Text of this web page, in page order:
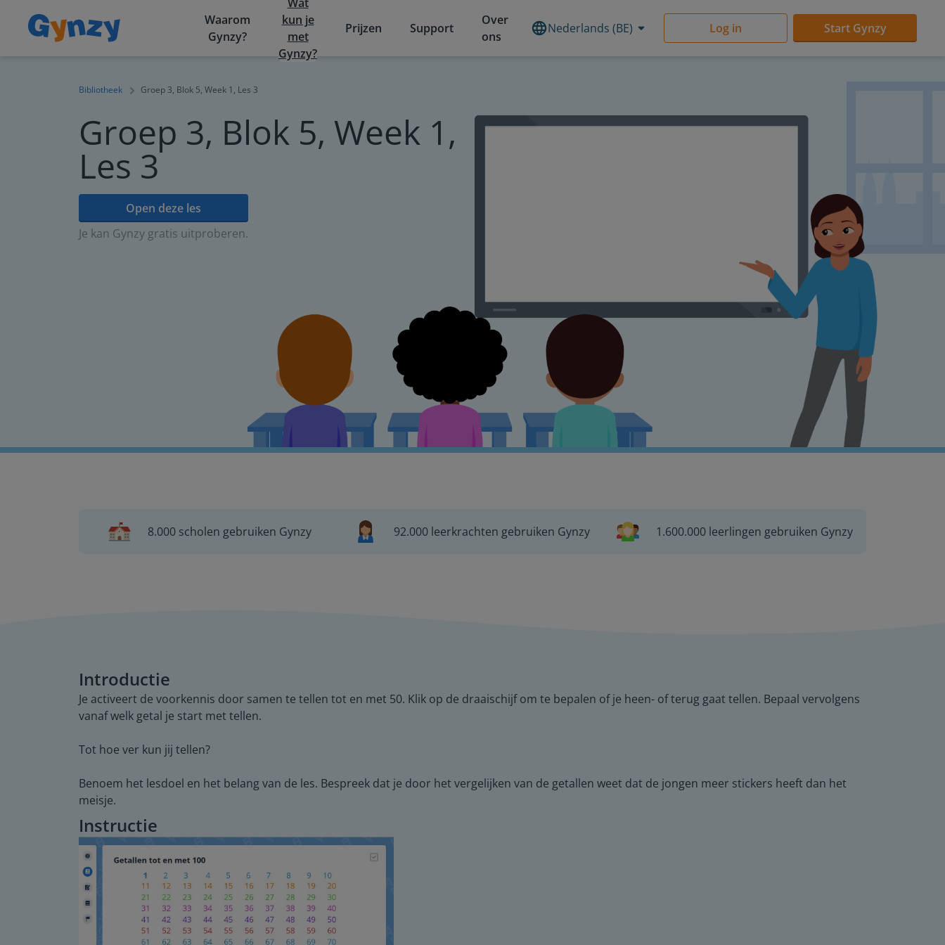
Waarom
Gynzy?
kun je
met
Gynzy?
Prijzen Support
Over
ons
Nederlands (BE) Log in Start Gynzy
Bibliotheek Groep 3, Blok 5, Week 1, Les 3
Groep 3, Blok 5, Week 1,
Les 3
Open deze les
Je kan Gynzy gratis uitproberen.
8.000 scholen gebruiken Gynzy 92.000 leerkrachten gebruiken Gynzy 1.600.000 leerlingen gebruiken Gynzy
Introductie
Je activeert de voorkennis door samen te tellen tot en met 50. Klik op de draaischijf om te bepalen of je heen- of terug gaat tellen. Bepaal vervolgens
vanaf welk getal je start met tellen.
Tot hoe ver kun jij tellen?
Benoem het lesdoel en het belang van de les. Bespreek dat je door het vergelijken van de getallen weet dat de jongen meer stickers heeft dan het
meisje.
Instructie